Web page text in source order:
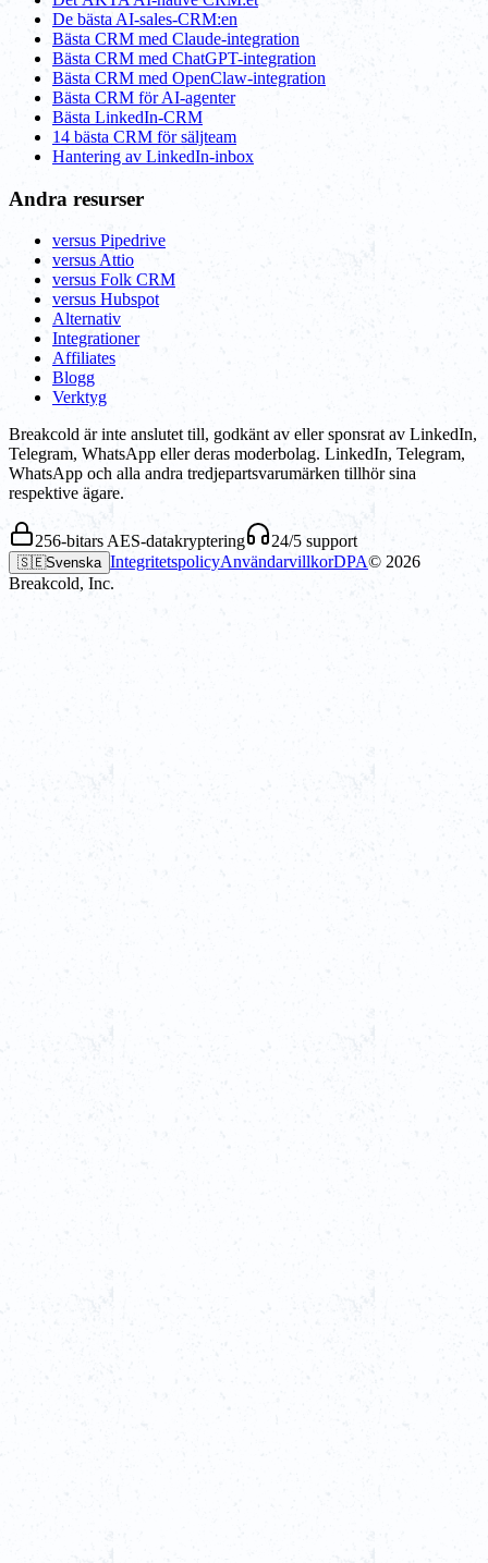
De bästa AI-sales-CRM:en
Bästa CRM med Claude-integration
Bästa CRM med ChatGPT-integration
Bästa CRM med OpenClaw-integration
Bästa CRM för AI-agenter
Bästa LinkedIn-CRM
14 bästa CRM för säljteam
Hantering av LinkedIn-inbox
Andra resurser
versus Pipedrive
versus Attio
versus Folk CRM
versus Hubspot
Alternativ
Integrationer
Affiliates
Blogg
Verktyg
Breakcold är inte anslutet till, godkänt av eller sponsrat av LinkedIn,
Telegram, WhatsApp eller deras moderbolag. LinkedIn, Telegram,
WhatsApp och alla andra tredjepartsvarumärken tillhör sina
respektive ägare.
256-bitars AES-datakryptering 24/5 support
🇸🇪Svenska IntegritetspolicyAnvändarvillkorDPA© 2026
Breakcold, Inc.